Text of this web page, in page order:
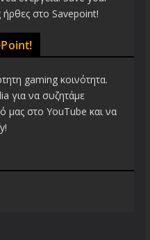
στο Savepoint!
gaming κοινότητα.
για να συζητάμε
μας στο YouTube και να